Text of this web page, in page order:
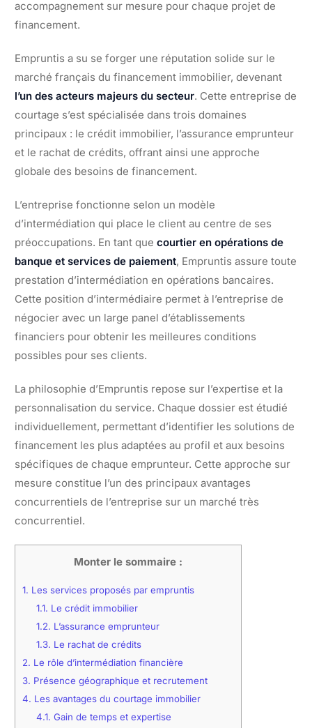
accompagnement sur mesure pour chaque projet de
financement.
Empruntis a su se forger une réputation solide sur le
marché français du financement immobilier, devenant
l’un des acteurs majeurs du secteur. Cette entreprise de
courtage s’est spécialisée dans trois domaines
principaux : le crédit immobilier, l’assurance emprunteur
et le rachat de crédits, offrant ainsi une approche
globale des besoins de financement.
L’entreprise fonctionne selon un modèle
d’intermédiation qui place le client au centre de ses
préoccupations. En tant que courtier en opérations de
banque et services de paiement, Empruntis assure toute
prestation d’intermédiation en opérations bancaires.
Cette position d’intermédiaire permet à l’entreprise de
négocier avec un large panel d’établissements
financiers pour obtenir les meilleures conditions
possibles pour ses clients.
La philosophie d’Empruntis repose sur l’expertise et la
personnalisation du service. Chaque dossier est étudié
individuellement, permettant d’identifier les solutions de
financement les plus adaptées au profil et aux besoins
spécifiques de chaque emprunteur. Cette approche sur
mesure constitue l’un des principaux avantages
concurrentiels de l’entreprise sur un marché très
concurrentiel.
Monter le sommaire :
1. Les services proposés par empruntis
1.1. Le crédit immobilier
1.2. L’assurance emprunteur
1.3. Le rachat de crédits
2. Le rôle d’intermédiation financière
3. Présence géographique et recrutement
4. Les avantages du courtage immobilier
4.1. Gain de temps et expertise